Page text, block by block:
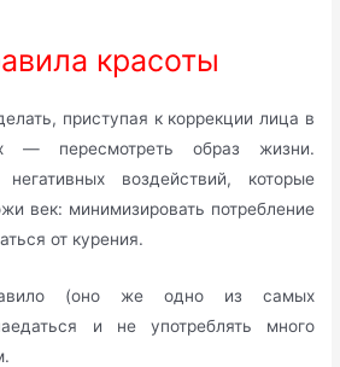
красоты
приступая к коррекции лица в
— пересмотреть образ жизни.
воздействий, которые
век: минимизировать потребление
от курения.
(оно же одно из самых
и не употреблять много